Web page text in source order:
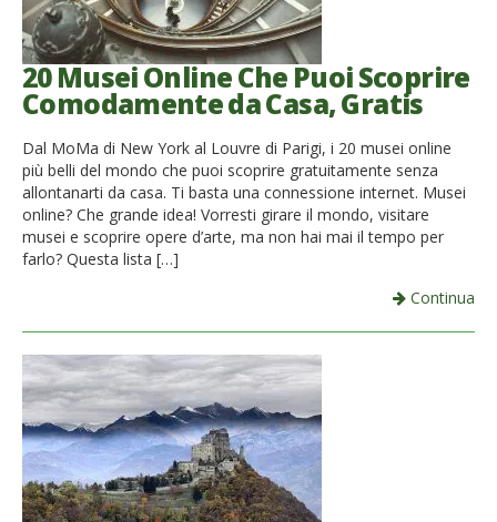
20 Musei Online Che Puoi Scoprire
Comodamente da Casa, Gratis
Dal MoMa di New York al Louvre di Parigi, i 20 musei online
più belli del mondo che puoi scoprire gratuitamente senza
allontanarti da casa. Ti basta una connessione internet. Musei
online? Che grande idea! Vorresti girare il mondo, visitare
musei e scoprire opere d’arte, ma non hai mai il tempo per
farlo? Questa lista […]
Continua